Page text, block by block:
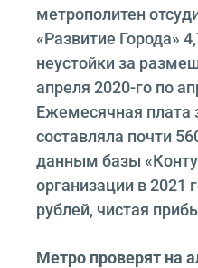
метрополитен
«Развитие Города»
неустойки за
апреля 2020-го по
Ежемесячная плата
составляла почти
данным базы
организации в 2021
рублей, чистая
Метро проверят на